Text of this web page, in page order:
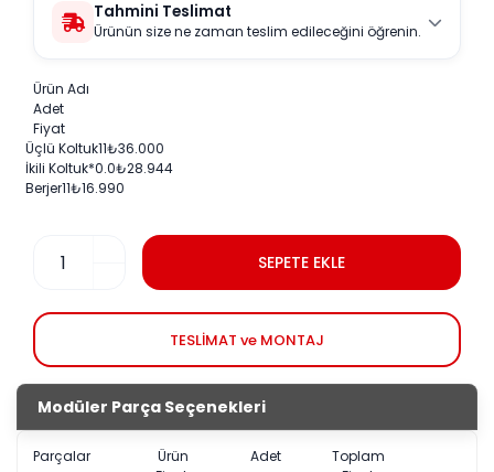
Tahmini Teslimat
Ürünün size ne zaman teslim edileceğini öğrenin.
Ürün Adı
Adet
Fiyat
Üçlü Koltuk11₺36.000
İkili Koltuk*0.0₺28.944
Berjer11₺16.990
SEPETE EKLE
TESLİMAT ve MONTAJ
Modüler Parça Seçenekleri
Parçalar
Ürün
Adet
Toplam